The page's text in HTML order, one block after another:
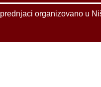
organizovano u